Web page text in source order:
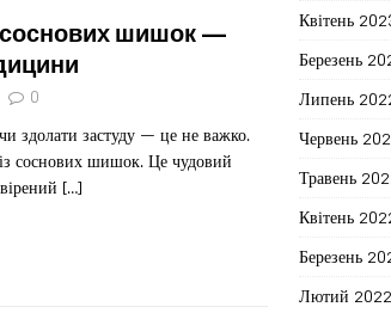
соснових шишок —
0
здолати застуду — це не важко.
соснових шишок. Це чудовий
[…]
Квітень
Березень
Липень
Червень
Травень
Квітень
Березень
Лютий 2022